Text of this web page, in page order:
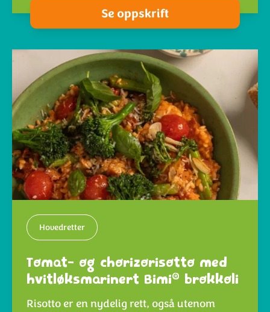
Se oppskrift
Hovedretter
Tomat- og chorizorisotto med
hvitløksmarinert Bimi® brokkoli
Risotto er en nydelig rett, også utenom